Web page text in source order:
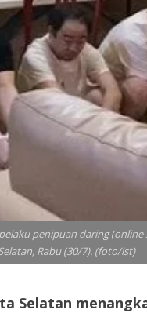
penipuan daring
Rabu (30/7). (foto/ist)
Selatan